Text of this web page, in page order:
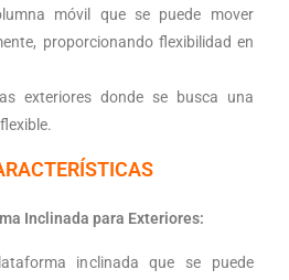
móvil que se puede mover
proporcionando flexibilidad en
exteriores donde se busca una
Inclinada para Exteriores:
inclinada que se puede